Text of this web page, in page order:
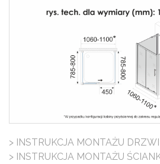
> INSTRUKCJA MONTAŻU DRZWI
> INSTRUKCJA MONTAŻU